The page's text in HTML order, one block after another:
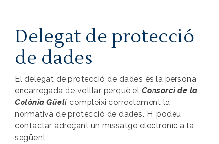
Delegat de protecció
de dades
El delegat de protecció de dades és la persona
encarregada de vetllar perquè el Consorci de la
Colònia Güell compleixi correctament la
normativa de protecció de dades. Hi podeu
contactar adreçant un missatge electrònic a la
següent